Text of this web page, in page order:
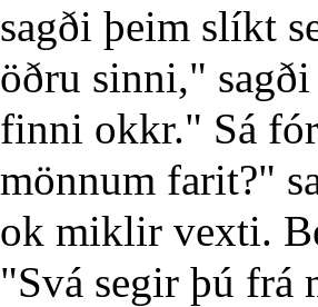
sagði þeim slíkt
öðru sinni,"
finni okkr." Sá
mönnum farit?"
ok miklir vexti.
"Svá segir þú frá